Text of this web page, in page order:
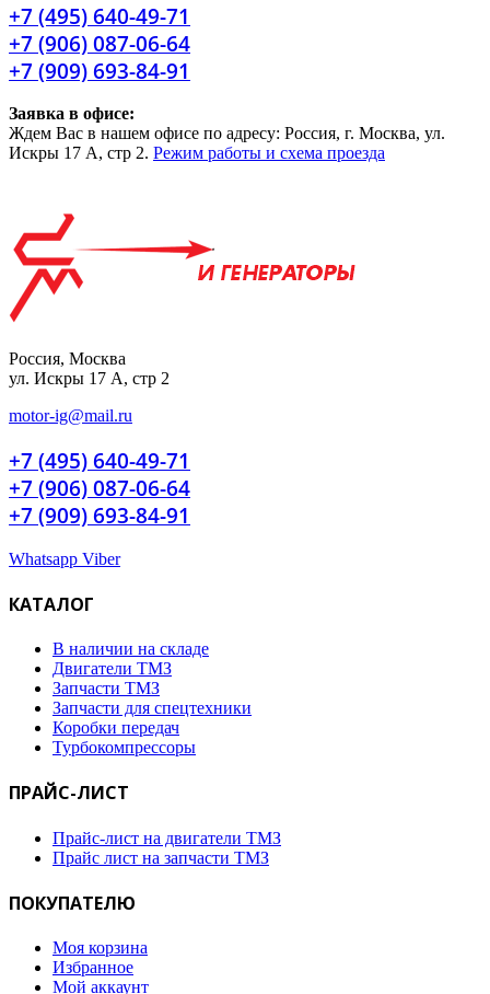
+7 (495) 640-49-71
+7 (906) 087-06-64
+7 (909) 693-84-91
Заявка в офисе:
Ждем Вас в нашем офисе по адресу: Россия, г. Москва, ул.
Искры 17 А, стр 2. Режим работы и схема проезда
Россия, Москва
ул. Искры 17 А, стр 2
motor-ig@mail.ru
+7 (495) 640-49-71
+7 (906) 087-06-64
+7 (909) 693-84-91
Whatsapp Viber
КАТАЛОГ
В наличии на складе
Двигатели ТМЗ
Запчасти ТМЗ
Запчасти для спецтехники
Коробки передач
Турбокомпрессоры
ПРАЙС-ЛИСТ
Прайс-лист на двигатели ТМЗ
Прайс лист на запчасти ТМЗ
ПОКУПАТЕЛЮ
Моя корзина
Избранное
Мой аккаунт